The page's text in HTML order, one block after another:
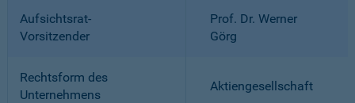
Aufsichtsrat-
Vorsitzender
Prof. Dr. Werner
Görg
Rechtsform des
Unternehmens
Aktiengesellschaft